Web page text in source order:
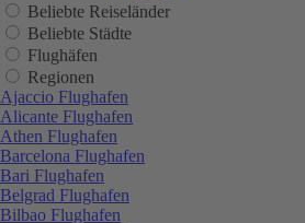
Beliebte Reiseländer
Beliebte Städte
Flughäfen
Regionen
Ajaccio Flughafen
Alicante Flughafen
Athen Flughafen
Barcelona Flughafen
Bari Flughafen
Belgrad Flughafen
Bilbao Flughafen